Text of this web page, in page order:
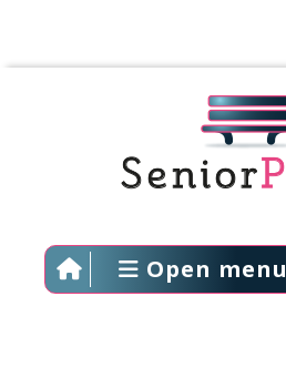
Open menu